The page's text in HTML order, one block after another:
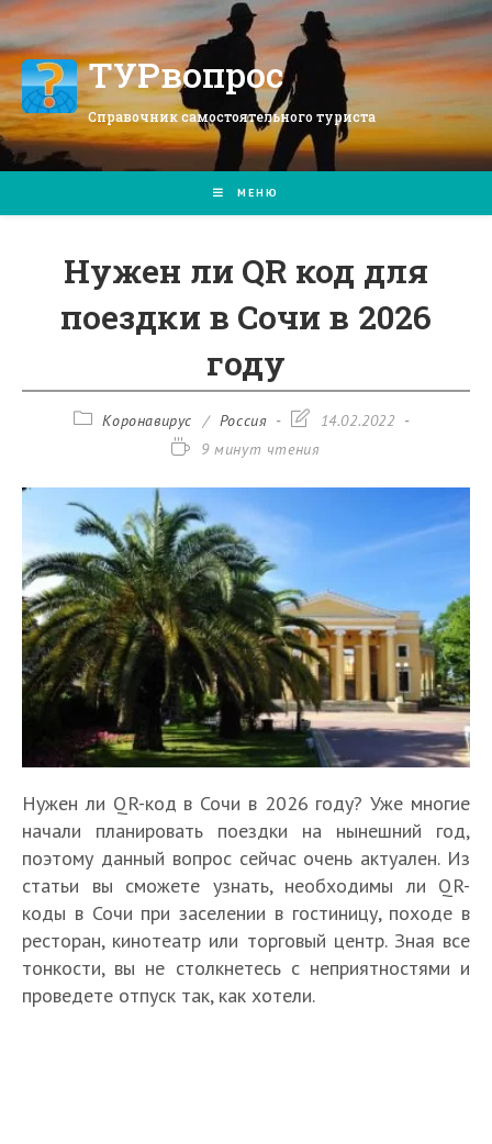
Перейти
к
содержимомуТУРвопрос
Справочник самостоятельного туриста
МЕНЮ
Нужен ли QR код для
поездки в Сочи в 2026
году
РубрикаКоронавирус / Россия
Запись14.02.2022
Время9 минут чтения
Нужен ли QR-код в Сочи в 2026 году? Уже многие
начали планировать поездки на нынешний год,
поэтому данный вопрос сейчас очень актуален. Из
статьи вы сможете узнать, необходимы ли QR-
коды в Сочи при заселении в гостиницу, походе в
ресторан, кинотеатр или торговый центр. Зная все
тонкости, вы не столкнетесь с неприятностями и
проведете отпуск так, как хотели.